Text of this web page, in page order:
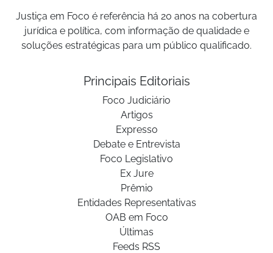
Justiça em Foco é referência há 20 anos na cobertura
jurídica e política, com informação de qualidade e
soluções estratégicas para um público qualificado.
Principais Editoriais
Foco Judiciário
Artigos
Expresso
Debate e Entrevista
Foco Legislativo
Ex Jure
Prêmio
Entidades Representativas
OAB em Foco
Últimas
Feeds RSS